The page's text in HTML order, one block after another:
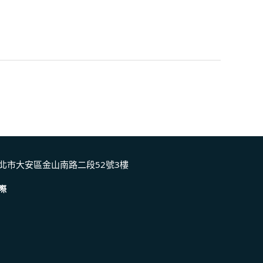
市大安區金山南路二段52號3樓